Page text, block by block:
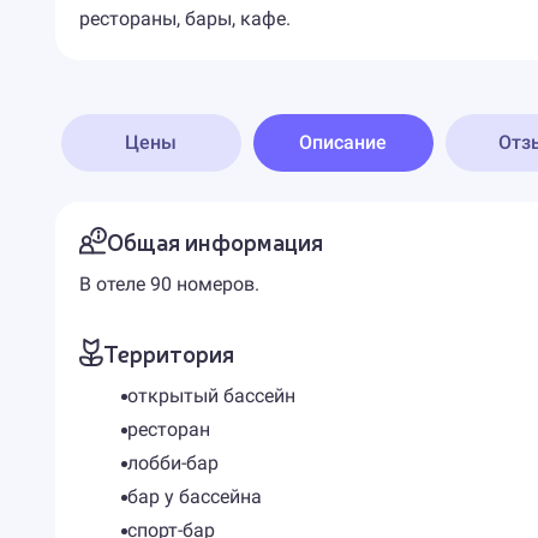
рестораны, бары, кафе.
Цены Описание
Общая информация
В отеле 90 номеров.
Территория
открытый бассейн
ресторан
лобби-бар
бар у бассейна
спорт-бар